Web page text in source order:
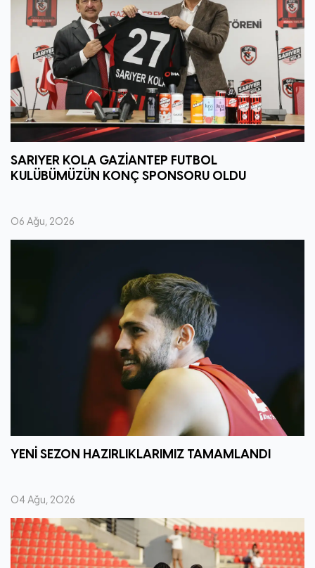
SARIYER KOLA GAZİANTEP FUTBOL
KULÜBÜMÜZÜN KONÇ SPONSORU OLDU
06 Ağu, 2026
YENİ SEZON HAZIRLIKLARIMIZ TAMAMLANDI
04 Ağu, 2026